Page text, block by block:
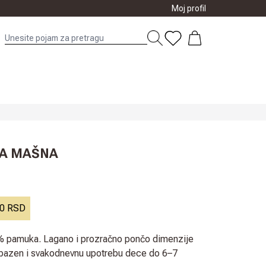
Moj profil
MAŠNA
RSD
pamuka. Lagano i prozračno pončo dimenzije
i svakodnevnu upotrebu dece do 6–7